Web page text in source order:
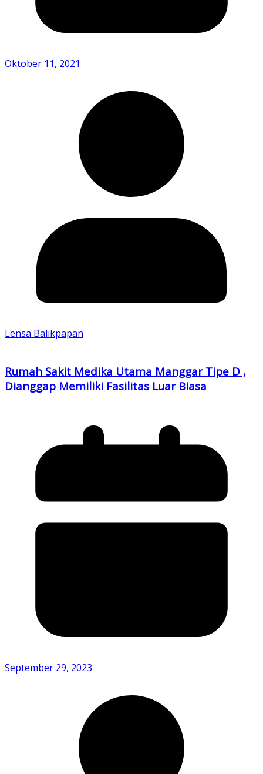
Oktober 11, 2021
Lensa Balikpapan
Rumah Sakit Medika Utama Manggar Tipe D ,
Dianggap Memiliki Fasilitas Luar Biasa
September 29, 2023